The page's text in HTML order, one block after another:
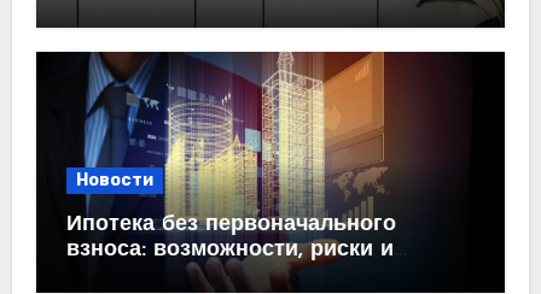
Новости
Ипотека без первоначального
взноса: возможности, риски и
практические рекомендации<